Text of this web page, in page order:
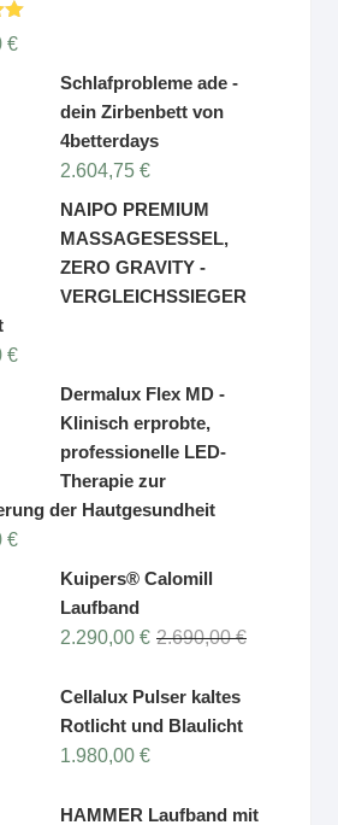
€
Schlafprobleme ade -
dein Zirbenbett von
4betterdays
2.604,75 €
NAIPO PREMIUM
MASSAGESESSEL,
ZERO GRAVITY -
VERGLEICHSSIEGER
€
Dermalux Flex MD -
Klinisch erprobte,
professionelle LED-
Therapie zur
der Hautgesundheit
€
Kuipers® Calomill
Laufband
2.690,00€
2.290,00 €
Aktueller
Cellalux Pulser kaltes
Rotlicht und Blaulicht
1.980,00 €
HAMMER Laufband mit